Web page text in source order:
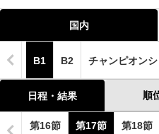
国内
B1 B2 チャンピオン
日程・結果 順
節 第16節 第17節 第18節